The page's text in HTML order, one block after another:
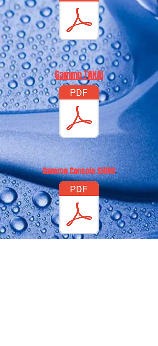
Gamme TAKAI
Gamme Console SHIRO